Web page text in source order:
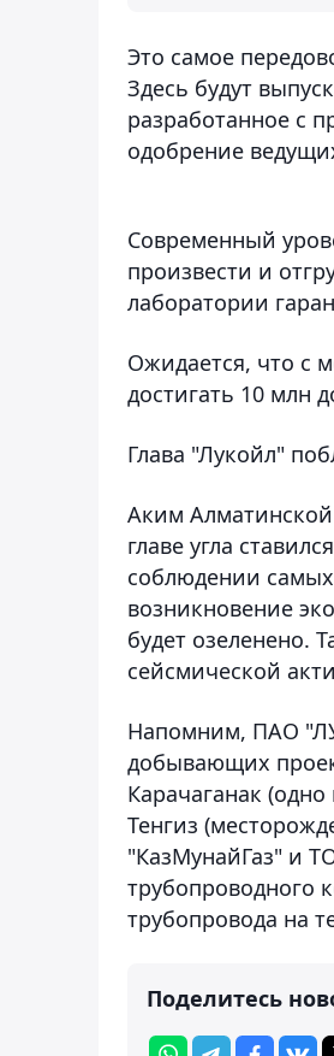
Это самое
Здесь будут
разработанное с
одобрение
Современный
произвести и
лаборатории
Ожидается, что с
достигать 10 млн
Глава "Лукойл"
Аким
главе угла
соблюдении
возникновение
будет озеленено.
сейсмической
Напомним, ПАО
добывающих
Карачаганак
Тенгиз
"КазМунайГаз" и
трубопроводного
трубопровода на
Поделитесь